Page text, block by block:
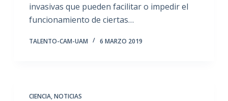
invasivas que pueden facilitar o impedir el
funcionamiento de ciertas…
TALENTO-CAM-UAM 6 MARZO 2019
CIENCIA,NOTICIAS